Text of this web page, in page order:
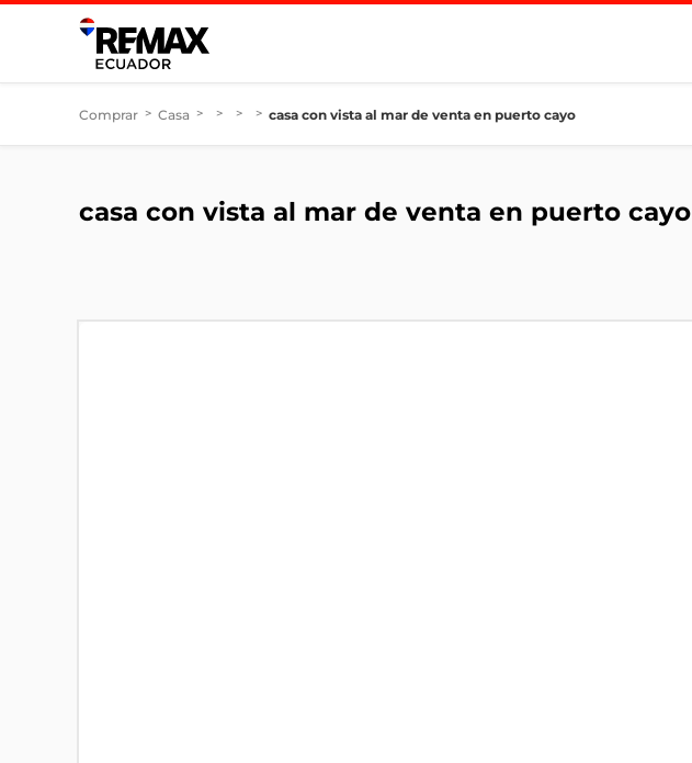
Comprar > Casa > > > > casa con vista al mar de venta en puerto cayo
casa con vista al mar de venta en puerto cayo